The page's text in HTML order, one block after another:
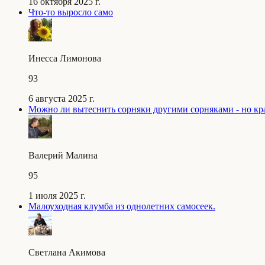
Что-то выросло само
Инесса Лимонова
93
6 августа 2025 г.
Можно ли вытеснить сорняки другими сорняками - но
Валерий Малина
95
1 июля 2025 г.
Малоуходная клумба из однолетних самосеек.
Светлана Акимова